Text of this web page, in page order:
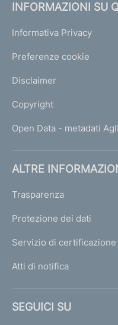
INFORMAZIONI SU
Informativa Privacy
Preferenze cookie
Disclaimer
Copyright
Open Data - metadati
ALTRE
Trasparenza
Protezione dei dati
Servizio di
Atti di notifica
SEGUICI SU